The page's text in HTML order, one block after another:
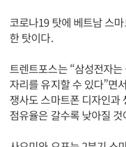
코로나19 탓에 베트남 스
한 탓이다.
트렌트포스는 “삼성전자
자리를 유지할 수 있다”면
쟁사도 스마트폰 디자인과
점유율은 갈수록 낮아질